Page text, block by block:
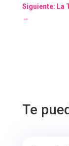
Siguiente: La
→
Te